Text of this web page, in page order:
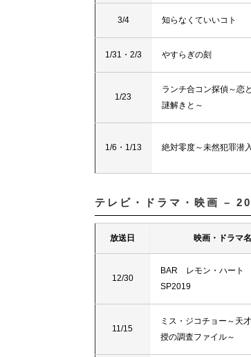
3/4 知らなくていいコト
1/31・2/3 やすらぎの刻
1/23
ランチ合コン探偵～恋
謎解きと～
1/6・1/13 絶対零度～未然犯罪潜
テレビ・ドラマ・映画 –
放送日 映画・ドラマ名
12/30
BAR レモン・ハート
SP2019
11/15
ミス・ジコチョー～天
授の調査ファイル～